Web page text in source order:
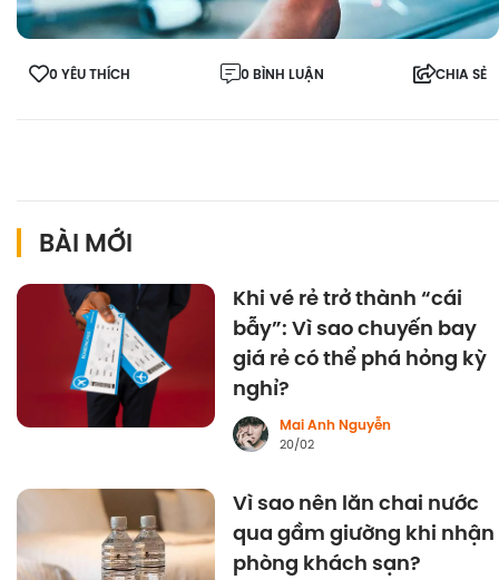
0 YÊU THÍCH 0 BÌNH LUẬN CHIA SẺ
BÀI MỚI
Khi vé rẻ trở thành “cái
bẫy”: Vì sao chuyến bay
giá rẻ có thể phá hỏng kỳ
nghỉ?
Mai Anh Nguyễn
20/02
Vì sao nên lăn chai nước
qua gầm giường khi nhận
phòng khách sạn?